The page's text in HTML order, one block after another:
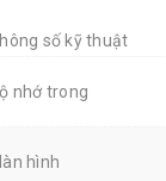
số kỹ thuật
nhớ trong
hình